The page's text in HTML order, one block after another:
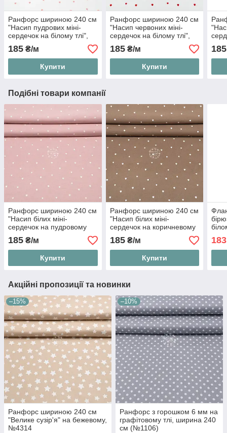
Ранфорс шириною 240 см
"Насип пудрових міні-
сердечок на білому тлі",
№5992
185 ₴/м
Купити
Ранфорс шириною 240 см
"Насип червоних міні-
сердечок на білому тлі",
№5998
185₴/м
Купити
185
Подібні товари компанії
Ранфорс шириною 240 см
"Насип білих міні-
сердечок на пудровому
185 ₴/м
Купити
Ранфорс шириною 240 см
"Насип білих міні-
сердечок на коричневому
185₴/м
Купити
Акційні пропозиції та новинки
–15%
Ранфорс шириною 240 см
"Велике сузір'я" на бежевому,
№4314
–10%
Ранфорс з горошком 6 мм на
графітовому тлі, ширина 240
см (№1106)